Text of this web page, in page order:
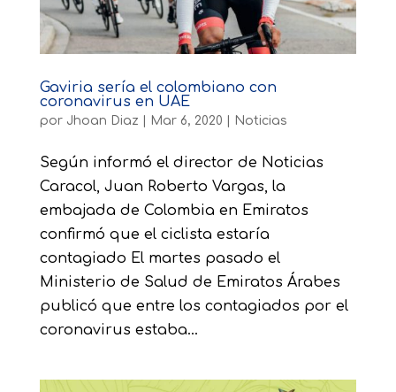
Gaviria sería el colombiano con
coronavirus en UAE
por Jhoan Diaz Mar 6, 2020 Noticias
Según informó el director de Noticias
Caracol, Juan Roberto Vargas, la
embajada de Colombia en Emiratos
confirmó que el ciclista estaría
contagiado El martes pasado el
Ministerio de Salud de Emiratos Árabes
publicó que entre los contagiados por el
coronavirus estaba...